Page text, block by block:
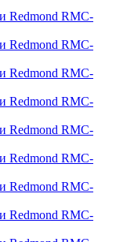
Redmond RMC-
Redmond RMC-
Redmond RMC-
Redmond RMC-
Redmond RMC-
Redmond RMC-
Redmond RMC-
Redmond RMC-